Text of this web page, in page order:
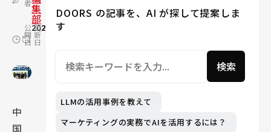
者集
部
公
開
日
2025.09.25
更
新
日
2026.07.17
中
国
DOORS の記事を、AI が探して提案しま
す
検索
LLMの活用事例を教えて
マーケティングの実務でAIを活用するには？